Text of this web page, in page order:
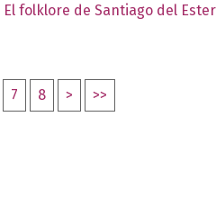
El folklore de Santiago del
7 8 > >>